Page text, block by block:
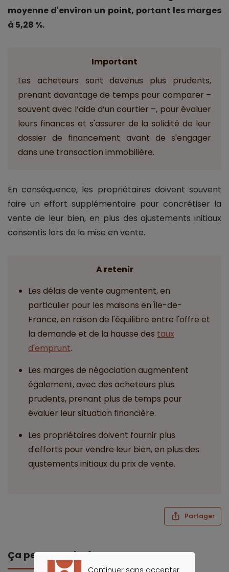
moyenne d'environ un point, portant les marges
à 5,28 %.
Important
Les acheteurs sont devenus plus prudents,
prenant davantage de temps pour comparer –
souvent avec l’aide d’un courtier –, pour évaluer
leurs finances et s'assurer de la solidité de leur
dossier de financement avant de s'engager
dans une transaction immobilière.
En conséquence, les propriétaires doivent souvent
faire un effort supplémentaire pour concrétiser la
vente de leur bien, en plus des ajustements initiaux
consentis lors de la mise en vente.
A retenir
Les délais de vente augmentent, en
particulier pour les maisons en Île-de-
France, en raison de l'équilibre entre l'offre et
la demande et de la hausse des taux
d'emprunt.
Les marges de négociation augmentent
également, avec des acheteurs plus
prudents, prenant plus de temps pour
évaluer leur situation financière.
Les propriétaires doivent fournir plus
d'efforts pour vendre leur bien, en plus des
ajustements initiaux du prix de vente.
Partager
Ça peut vous intéresser
Continuer sans accepter